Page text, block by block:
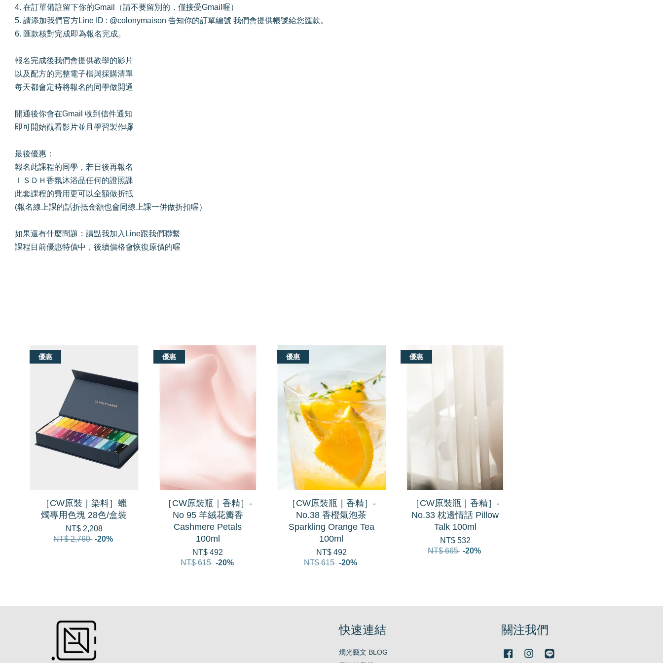
4. 在訂單備註留下你的Gmail（請不要留別的，僅接受Gmail喔）
5. 請添加我們官方Line ID : @colonymaison 告知你的訂單編號 我們會提供帳號給您匯款。
6. 匯款核對完成即為報名完成。
報名完成後我們會提供教學的影片
以及配方的完整電子檔與採購清單
每天都會定時將報名的同學做開通
開通後你會在Gmail 收到信件通知
即可開始觀看影片並且學習製作囉
最後優惠：
報名此課程的同學，若日後再報名
ＩＳＤＨ香氛沐浴品任何的證照課
此套課程的費用更可以全額做折抵
(報名線上課的話折抵金額也會同線上課一併做折扣喔）
如果還有什麼問題： 請點我加入Line跟我們聯繫
課程目前優惠特價中，後續價格會恢復原價的喔
優惠
［CW原裝｜染料］蠟
燭專用色塊 28色/盒裝
NT$ 2,208
NT$ 2,760 -20%
優惠
［CW原裝瓶｜香精］-
No 95 羊絨花瓣香
Cashmere Petals
100ml
NT$ 492
NT$ 615 -20%
優惠
［CW原裝瓶｜香精］-
No.38 香橙氣泡茶
Sparkling Orange Tea
100ml
NT$ 492
NT$ 615 -20%
優惠
［CW原裝瓶｜香精］-
No.33 枕邊情話 Pillow
Talk 100ml
NT$ 532
NT$ 665 -20%
快速連結
燭光藝文 BLOG
關注我們
FacebookInstagram